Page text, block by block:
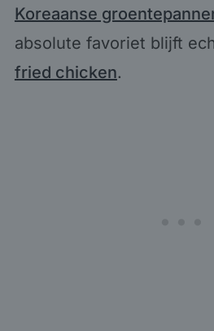
Koreaanse
absolute favoriet blijft
fried chicken.